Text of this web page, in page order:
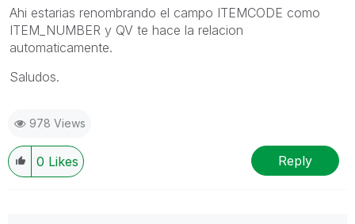
Ahi estarias renombrando el campo ITEMCODE como
ITEM_NUMBER y QV te hace la relacion
automaticamente.
Saludos.
978 Views
0 Likes Reply